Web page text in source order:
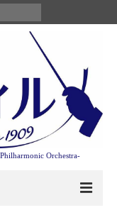
Orchestra-